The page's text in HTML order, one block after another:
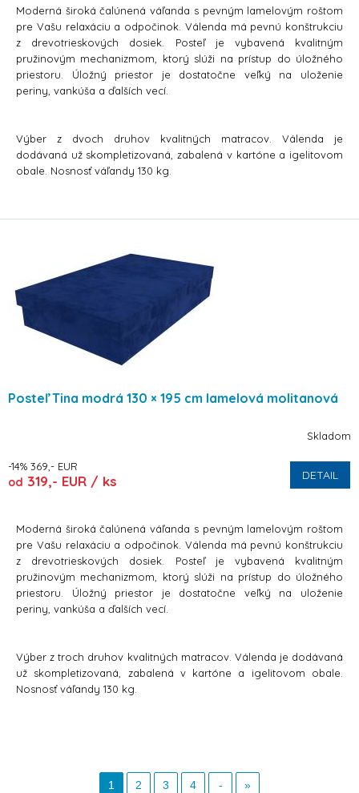
Moderná široká čalúnená váľanda s pevným lamelovým roštom
pre Vašu relaxáciu a odpočinok. Válenda má pevnú konštrukciu
z drevotrieskových dosiek. Posteľ je vybavená kvalitným
pružinovým mechanizmom, ktorý slúži na prístup do úložného
priestoru. Úložný priestor je dostatočne veľký na uloženie
periny, vankúša a ďalších vecí.
Výber z dvoch druhov kvalitných matracov. Válenda je
dodávaná už skompletizovaná, zabalená v kartóne a igelitovom
obale. Nosnosť váľandy 130 kg.
Posteľ Tina modrá 130 × 195 cm lamelová molitanová
Skladom
-14% 369,- EUR
od 319,- EUR / ks DETAIL
Moderná široká čalúnená váľanda s pevným lamelovým roštom
pre Vašu relaxáciu a odpočinok. Válenda má pevnú konštrukciu
z drevotrieskových dosiek. Posteľ je vybavená kvalitným
pružinovým mechanizmom, ktorý slúži na prístup do úložného
priestoru. Úložný priestor je dostatočne veľký na uloženie
periny, vankúša a ďalších vecí.
Výber z troch druhov kvalitných matracov. Válenda je dodávaná
už skompletizovaná, zabalená v kartóne a igelitovom obale.
Nosnosť váľandy 130 kg.
1 2 3 4 - »